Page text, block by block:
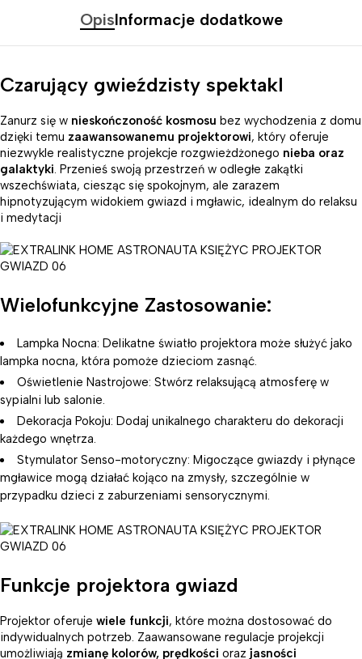
OpisInformacje dodatkowe
Czarujący gwieździsty spektakl
Zanurz się w nieskończoność kosmosu bez wychodzenia z domu
dzięki temu zaawansowanemu projektorowi, który oferuje
niezwykle realistyczne projekcje rozgwieżdżonego nieba oraz
galaktyki. Przenieś swoją przestrzeń w odległe zakątki
wszechświata, ciesząc się spokojnym, ale zarazem
hipnotyzującym widokiem gwiazd i mgławic, idealnym do relaksu
i medytacji
Wielofunkcyjne Zastosowanie:
Lampka Nocna: Delikatne światło projektora może służyć jako
lampka nocna, która pomoże dzieciom zasnąć.
Oświetlenie Nastrojowe: Stwórz relaksującą atmosferę w
sypialni lub salonie.
Dekoracja Pokoju: Dodaj unikalnego charakteru do dekoracji
każdego wnętrza.
Stymulator Senso-motoryczny: Migoczące gwiazdy i płynące
mgławice mogą działać kojąco na zmysły, szczególnie w
przypadku dzieci z zaburzeniami sensorycznymi.
Funkcje projektora gwiazd
Projektor oferuje wiele funkcji, które można dostosować do
indywidualnych potrzeb. Zaawansowane regulacje projekcji
umożliwiają zmianę kolorów, prędkości oraz jasności